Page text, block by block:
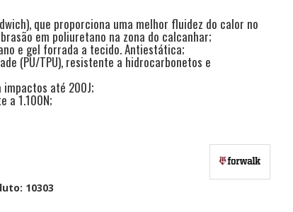
que proporciona uma melhor fluidez do calor no
em poliuretano na zona do calcanhar;
e gel forrada a tecido. Antiestática;
(PU/TPU), resistente a hidrocarbonetos e
até 200J;
a 1.100N;
10303